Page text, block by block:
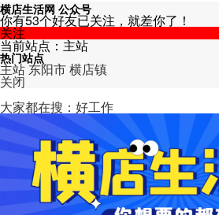
横店生活网 公众号
你有53个好友已关注，就差你了！
关注
当前站点：主站
热门站点
主站东阳市横店镇
关闭
主站
大家都在搜：好工作